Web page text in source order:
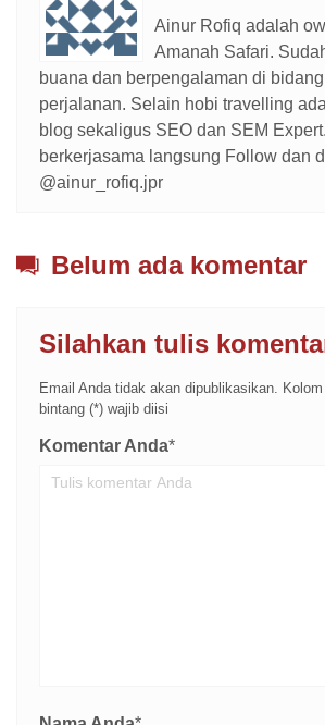
Ainur Rofiq adalah
Amanah Safari.
buana dan berpengalaman di bidang
perjalanan. Selain hobi travelling
blog sekaligus SEO dan SEM
berkerjasama langsung Follow dan
@ainur_rofiq.jpr
Belum ada komentar
Silahkan tulis
Email Anda tidak akan dipublikasikan.
bintang (*) wajib diisi
Komentar Anda*